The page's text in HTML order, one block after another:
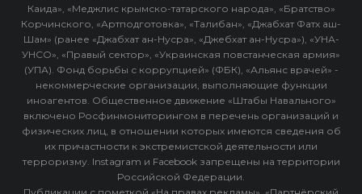
Каида», «Меджлис крымско-татарского народа», «Братство»
Корчинского, «Артподготовка», «Талибан», «Джабхат Фатх аш-
Шам» (ранее «Джабхат ан-Нусра», «Джебхат ан-Нусра»), «УНА-
УНСО», «Правый сектор», «Украинская повстанческая армия»
(УПА). Фонд борьбы с коррупцией» (ФБК), «Альянс врачей» -
некоммерческие организации, выполняющие функции
иноагентов. Общественное движение «Штабы Навального»
включено Росфинмониторингом в перечень организаций и
физических лиц, в отношении которых имеются сведения об
их причастности к экстремистской деятельности или
терроризму. Instagram и Facebook запрещены на территории
Российской Федерации.